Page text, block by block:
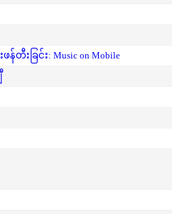
းခြင်း: Music on Mobile